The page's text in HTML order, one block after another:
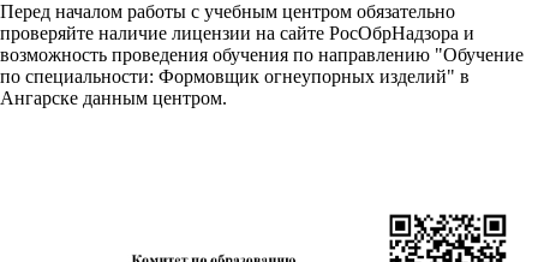
Перед началом работы с учебным центром обязательно
проверяйте наличие лицензии на сайте РосОбрНадзора и
возможность проведения обучения по направлению "Обучение
по специальности: Формовщик огнеупорных изделий" в
Ангарске данным центром.